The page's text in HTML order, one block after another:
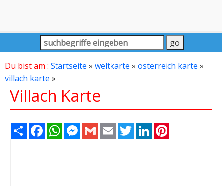
Du bist am : Startseite » weltkarte » osterreich karte »
villach karte »
Villach Karte
Share FacebookWhatsAppMessenger
Gmail Email TwitterLinkedIn